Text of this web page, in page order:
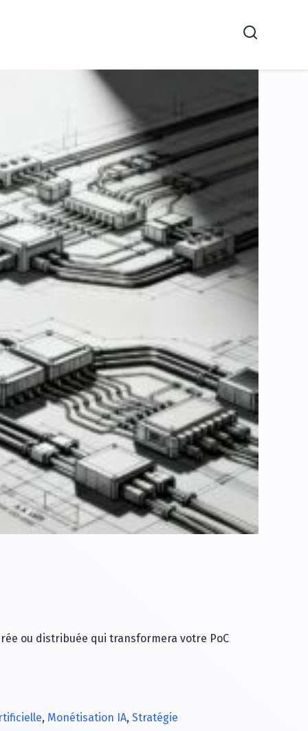
Recherche
ou distribuée qui transformera votre PoC
, Monétisation IA, Stratégie